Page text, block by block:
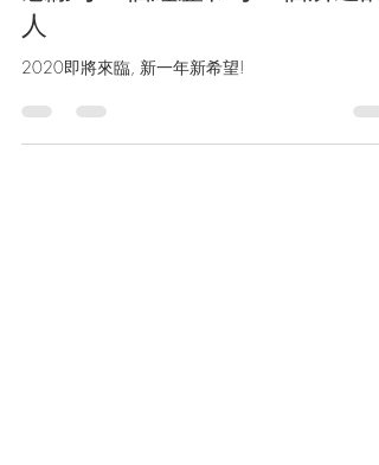
感謝每一個經歷和每一個所遇的
人